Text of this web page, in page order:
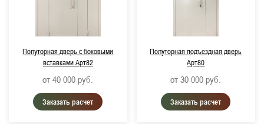
Полуторная дверь с боковыми
вставками Арт82
от 40 000 руб.
Заказать расчет
Полуторная подъездная дверь
Арт80
от 30 000 руб.
Заказать расчет